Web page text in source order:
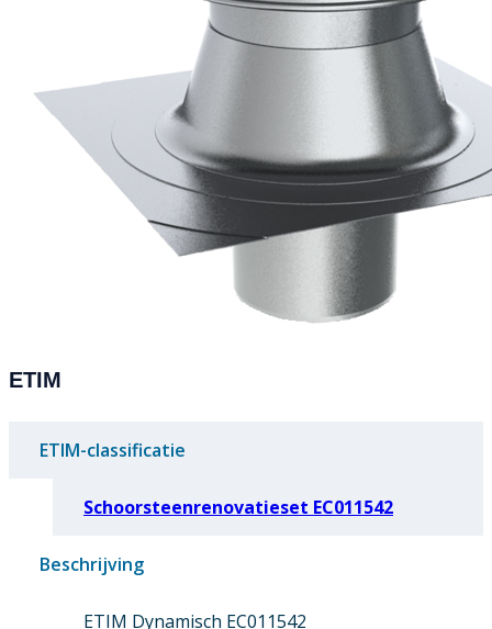
ETIM
ETIM-classificatie
Schoorsteenrenovatieset EC011542
Beschrijving
ETIM Dynamisch EC011542